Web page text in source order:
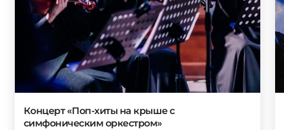
Концерт «Поп-хиты на крыше с
симфоническим оркестром»